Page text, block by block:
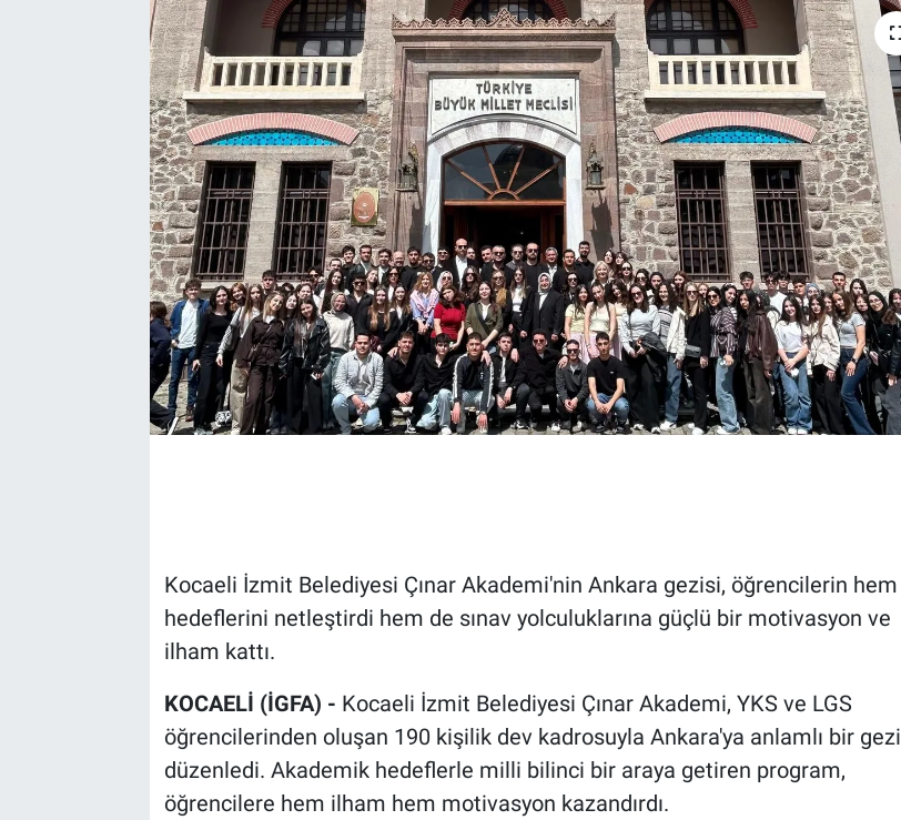
Kocaeli İzmit Belediyesi Çınar Akademi'nin Ankara gezisi, öğrencilerin hem
hedeflerini netleştirdi hem de sınav yolculuklarına güçlü bir motivasyon ve
ilham kattı.
KOCAELİ (İGFA) - Kocaeli İzmit Belediyesi Çınar Akademi, YKS ve LGS
öğrencilerinden oluşan 190 kişilik dev kadrosuyla Ankara'ya anlamlı bir gezi
düzenledi. Akademik hedeflerle milli bilinci bir araya getiren program,
öğrencilere hem ilham hem motivasyon kazandırdı.